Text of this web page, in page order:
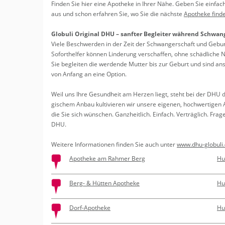
Kitas
Apotheken
Erledigungen
Kurse
Regionale Tipps
Fin­den Sie hier eine Apo­the­ke in Ihrer Nähe. Geben Sie
aus und schon er­fah­ren Sie, wo Sie die nächs­te Apo­the­ke
Glo­bu­li Ori­gi­nal DHU – sanf­ter Be­glei­ter wäh­rend
Viele Be­schwer­den in der Zeit der Schwan­ger­schaft und
So­fort­hel­fer kön­nen Lin­de­rung ver­schaf­fen, ohne schäd­li­che
Sie be­glei­ten die wer­den­de Mut­ter bis zur Ge­burt und sind
von An­fang an eine Op­ti­on.
Weil uns Ihre Ge­sund­heit am Her­zen liegt, steht bei der
gi­schem Anbau kul­ti­vie­ren wir un­se­re ei­ge­nen,
die Sie sich wün­schen. Ganz­heit­lich. Ein­fach. Ver­träg­lich.
DHU.
Wei­te­re In­for­ma­tio­nen fin­den Sie auch unterwww.​dhu-​
Apotheke am Rahmer Berg
Berg- & Hütten Apotheke
Dorf-Apotheke